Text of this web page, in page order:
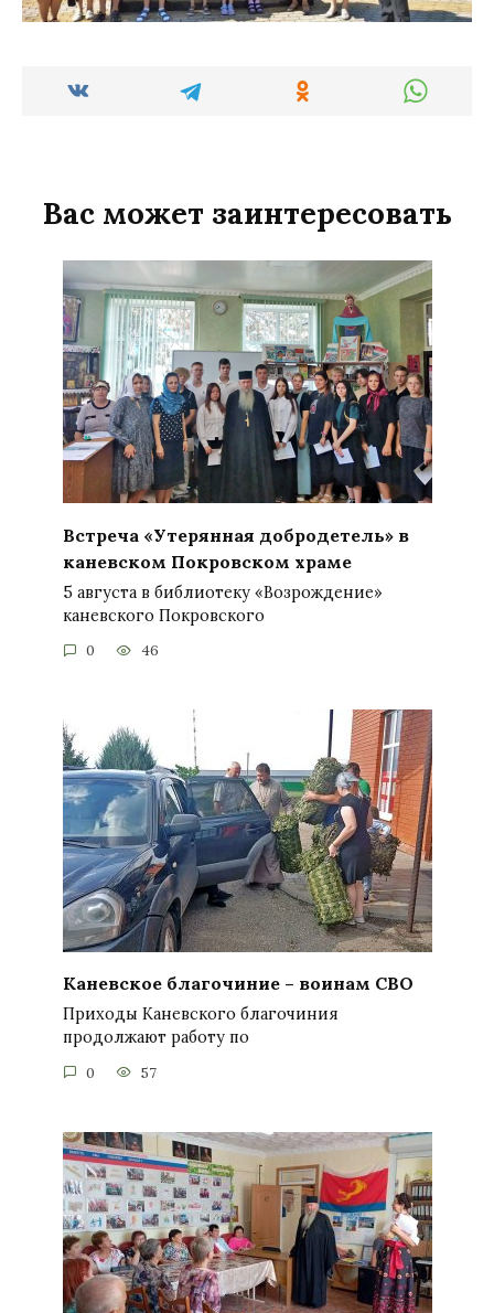
Вас может заинтересовать
Встреча «Утерянная добродетель» в
каневском Покровском храме
5 августа в библиотеку «Возрождение»
каневского Покровского
0 46
Каневское благочиние – воинам СВО
Приходы Каневского благочиния
продолжают работу по
0 57